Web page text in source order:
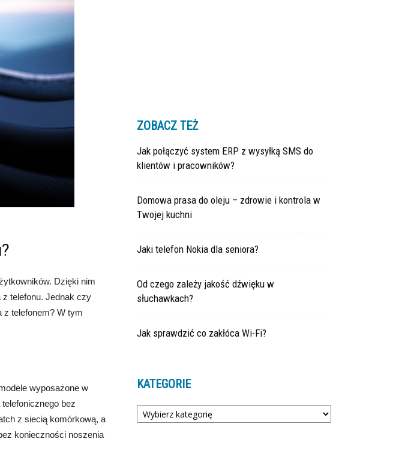
Dzięki nim
telefonu. Jednak czy
z telefonem? W tym
wyposażone w
bez
z siecią komórkową, a
konieczności noszenia
ZOBACZ TEŻ
Jak połączyć system ERP z wysyłką SMS do
klientów i pracowników?
Domowa prasa do oleju – zdrowie i kontrola w
Twojej kuchni
Jaki telefon Nokia dla seniora?
Od czego zależy jakość dźwięku w
słuchawkach?
Jak sprawdzić co zakłóca Wi-Fi?
KATEGORIE
Kategorie